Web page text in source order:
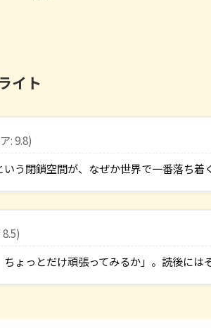
イト
: 9.8)
う閉鎖空間が、なぜか世界で一番落ち着
ちょっとだけ頑張ってみるか」。読後に